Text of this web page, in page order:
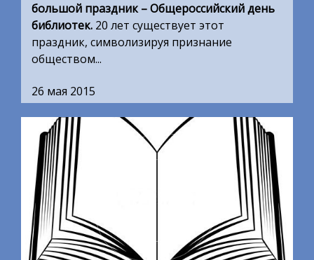
большой праздник – Общероссийский день
библиотек. 20 лет существует этот
праздник, символизируя признание
обществом...
26 мая 2015